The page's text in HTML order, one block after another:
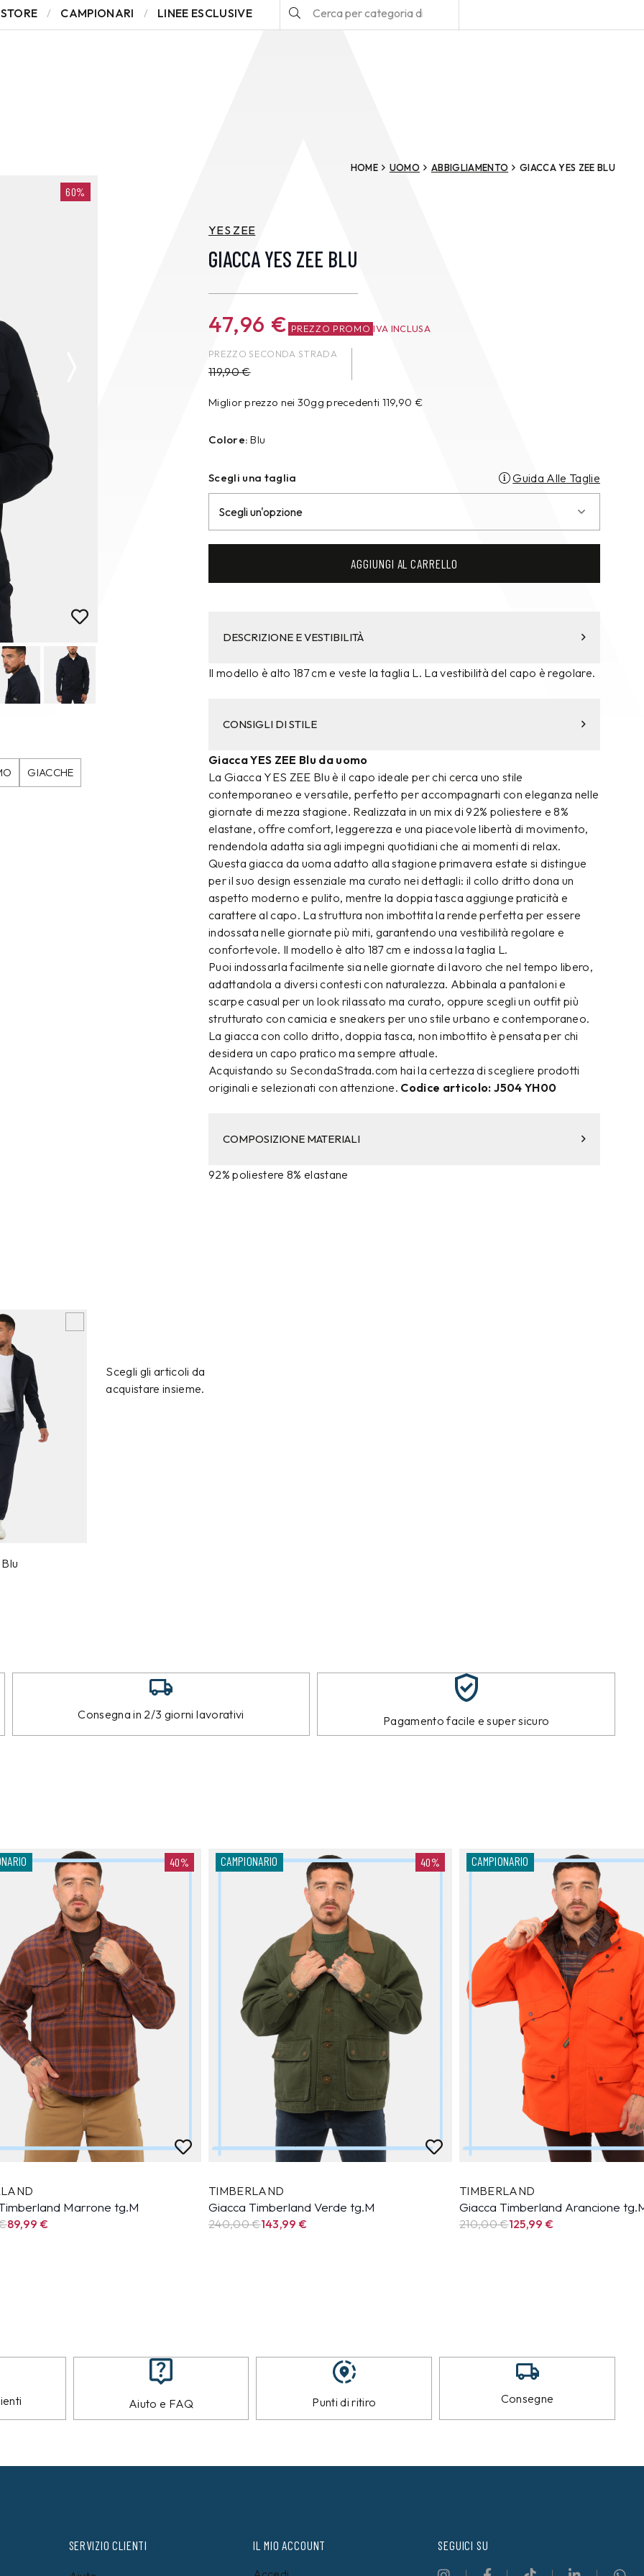
STORE CAMPIONARI LINEE ESCLUSIVE
HOME UOMO ABBIGLIAMENTO GIACCA YES ZEE BLU
60%
GIACCHE
YES ZEE
GIACCA YES ZEE BLU
47,96 € PREZZO PROMO IVA INCLUSA
PREZZO SECONDA STRADA
119,90€
Miglior prezzo nei 30gg precedenti 119,90 €
Colore: Blu
Scegli una taglia Guida Alle Taglie
AGGIUNGI AL CARRELLO
DESCRIZIONE E VESTIBILITÀ
Il modello è alto 187 cm e veste la taglia L. La vestibilità del capo è regolare.
CONSIGLI DI STILE
Giacca YES ZEE Blu da uomo
La Giacca YES ZEE Blu è il capo ideale per chi cerca uno stile
contemporaneo e versatile, perfetto per accompagnarti con eleganza nelle
giornate di mezza stagione. Realizzata in un mix di 92% poliestere e 8%
elastane, offre comfort, leggerezza e una piacevole libertà di movimento,
rendendola adatta sia agli impegni quotidiani che ai momenti di relax.
Questa giacca da uoma adatto alla stagione primavera estate si distingue
per il suo design essenziale ma curato nei dettagli: il collo dritto dona un
aspetto moderno e pulito, mentre la doppia tasca aggiunge praticità e
carattere al capo. La struttura non imbottita la rende perfetta per essere
indossata nelle giornate più miti, garantendo una vestibilità regolare e
confortevole. Il modello è alto 187 cm e indossa la taglia L.
Puoi indossarla facilmente sia nelle giornate di lavoro che nel tempo libero,
adattandola a diversi contesti con naturalezza. Abbinala a pantaloni e
scarpe casual per un look rilassato ma curato, oppure scegli un outfit più
strutturato con camicia e sneakers per uno stile urbano e contemporaneo.
La giacca con collo dritto, doppia tasca, non imbottito è pensata per chi
desidera un capo pratico ma sempre attuale.
Acquistando su SecondaStrada.com hai la certezza di scegliere prodotti
originali e selezionati con attenzione. Codice articolo: J504 YH00
COMPOSIZIONE MATERIALI
92% poliestere 8% elastane
Scegli gli articoli da
acquistare insieme.
Consegna in 2/3 giorni lavorativi Pagamento facile e super sicuro
40%
Marrone tg.M
89,99 €
CAMPIONARIO 40%
TIMBERLAND
Giacca Timberland Verde tg.M
240,00 €143,99€
CAMPIONARIO
TIMBERLAND
Giacca Timberland Arancione
210,00 €125,99€
Aiuto e FAQ Punti di ritiro Consegne
SERVIZIO CLIENTI
IL MIO ACCOUNT
SEGUICI SU